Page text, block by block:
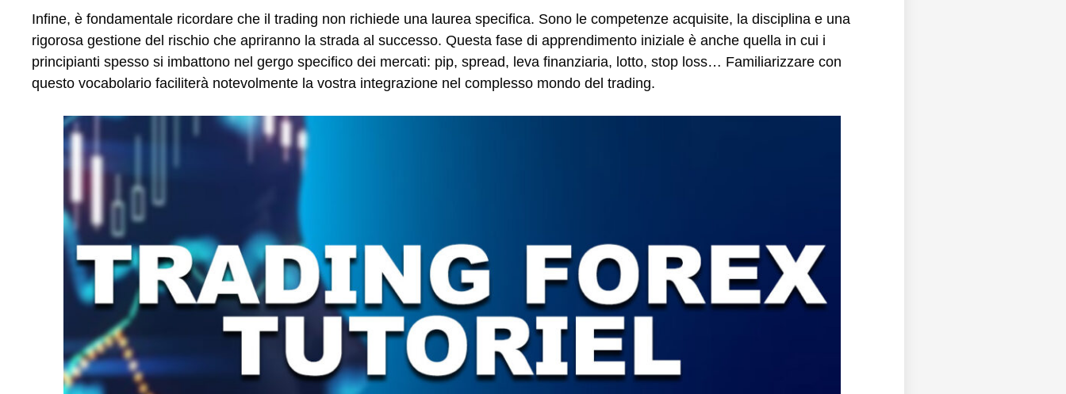
Infine, è fondamentale ricordare che il trading non richiede una laurea specifica. Sono le competenze acquisite, la disciplina e una
rigorosa gestione del rischio che apriranno la strada al successo. Questa fase di apprendimento iniziale è anche quella in cui i
principianti spesso si imbattono nel gergo specifico dei mercati: pip, spread, leva finanziaria, lotto, stop loss… Familiarizzare con
questo vocabolario faciliterà notevolmente la vostra integrazione nel complesso mondo del trading.